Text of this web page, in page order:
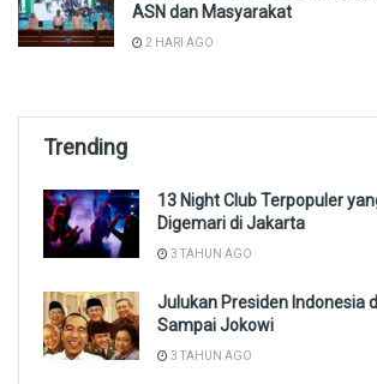
ASN dan Masyarakat
2 HARI AGO
Trending
13 Night Club Terpopuler
Digemari di Jakarta
3 TAHUN AGO
Julukan Presiden Indonesia
Sampai Jokowi
3 TAHUN AGO